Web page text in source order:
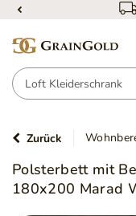
Zurück
Polsterbett mit
180x200 Marad